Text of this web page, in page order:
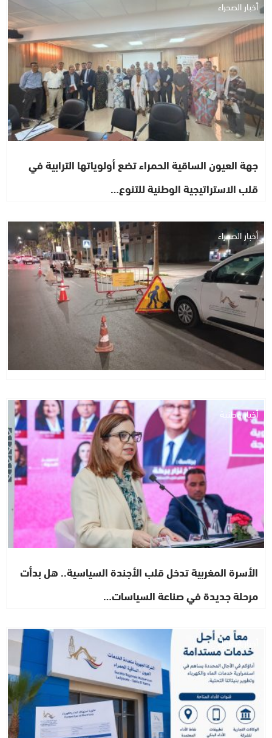
أخبار الصحراء
جهة العيون الساقية الحمراء تضع أولوياتها الترابية في
قلب الاستراتيجية الوطنية للتنوع…
أخبار الصحراء
أخبار وطنية
الأسرة المغربية تدخل قلب الأجندة السياسية.. هل بدأت
مرحلة جديدة في صناعة السياسات…
أخبار الصحراء